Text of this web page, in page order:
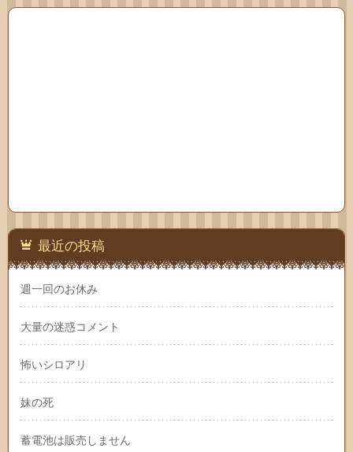
最近の投稿
週一回のお休み
大量の迷惑コメント
怖いシロアリ
妹の死
蓄電池は販売しません